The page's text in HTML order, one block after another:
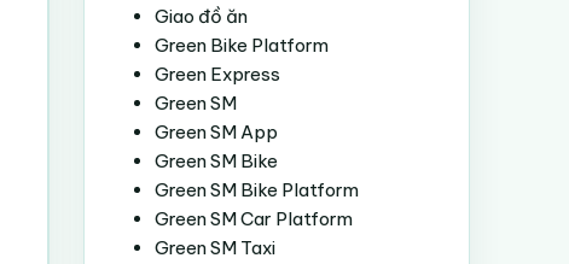
Giao đồ ăn
Green Bike Platform
Green Express
Green SM
Green SM App
Green SM Bike
Green SM Bike Platform
Green SM Car Platform
Green SM Taxi